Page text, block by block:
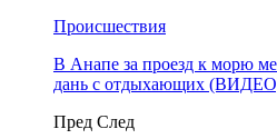
Происшествия
В Анапе за проезд к морю
дань с отдыхающих
Пред След